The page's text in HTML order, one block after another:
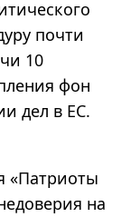
почти
10
фон
дел в ЕС.
«Патриоты
на